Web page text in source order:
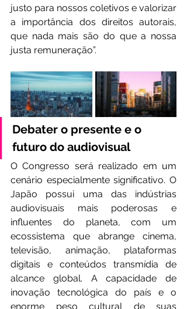
justo para nossos coletivos e valorizar
a importância dos direitos autorais,
que nada mais são do que a nossa
justa remuneração”.
Debater o presente e o
futuro do audiovisual
O Congresso será realizado em um
cenário especialmente significativo. O
Japão possui uma das indústrias
audiovisuais mais poderosas e
influentes do planeta, com um
ecossistema que abrange cinema,
televisão, animação, plataformas
digitais e conteúdos transmídia de
alcance global. A capacidade de
inovação tecnológica do país e o
enorme peso cultural de suas